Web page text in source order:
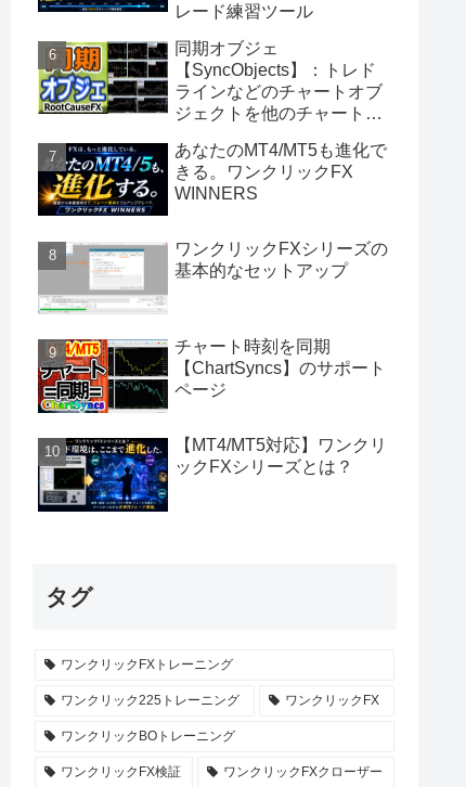
レード練習ツール
同期オブジェ
【SyncObjects】：トレド
ラインなどのチャートオブ
ジェクトを他のチャートに
あなたのMT4/MT5も進化で
きる。ワンクリックFX
WINNERS
ワンクリックFXシリーズの
基本的なセットアップ
チャート時刻を同期
【ChartSyncs】のサポート
ページ
【MT4/MT5対応】ワンクリ
ックFXシリーズとは？
タグ
ワンクリックFXトレーニング
ワンクリック225トレーニング ワンクリックFX
ワンクリックBOトレーニング
ワンクリックFX検証 ワンクリックFXクローザー